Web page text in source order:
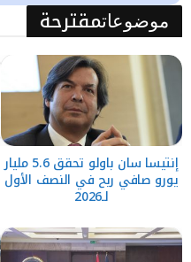
موضوعاتمقترحة
إنتيسا سان باولو تحقق 5.6 مليار
يورو صافي ربح في النصف الأول
لـ2026